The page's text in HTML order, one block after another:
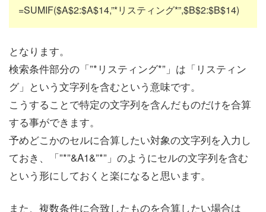
=SUMIF($A$2:$A$14,”*リスティング*”,$B$2:$B$14)
となります。
検索条件部分の「”*リスティング*”」は「リスティン
グ」という文字列を含むという意味です。
こうすることで特定の文字列を含んだものだけを合算
する事ができます。
予めどこかのセルに合算したい対象の文字列を入力し
ておき、「”*”&A1&”*”」のようにセルの文字列を含む
という形にしておくと楽になると思います。
また、複数条件に合致したものを合算したい場合は